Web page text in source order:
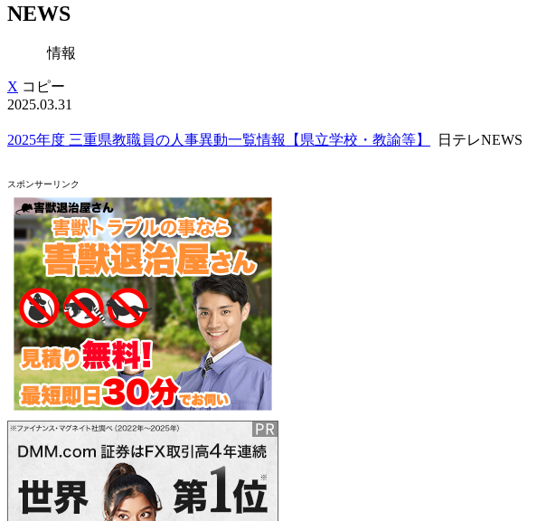
NEWS
情報
X コピー
2025.03.31
2025年度 三重県教職員の人事異動一覧情報【県立学校・教諭等】 日テレNEWS
スポンサーリンク